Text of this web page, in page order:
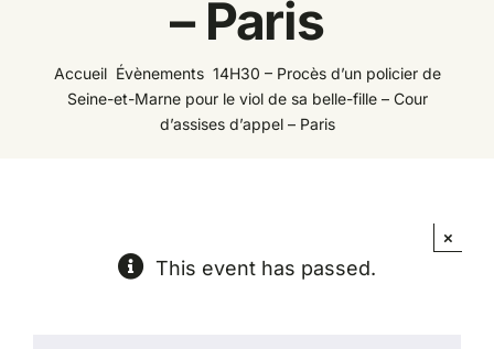
– Paris
Accueil Évènements 14H30 – Procès d’un policier de
Seine-et-Marne pour le viol de sa belle-fille – Cour
d’assises d’appel – Paris
This event has passed.
×